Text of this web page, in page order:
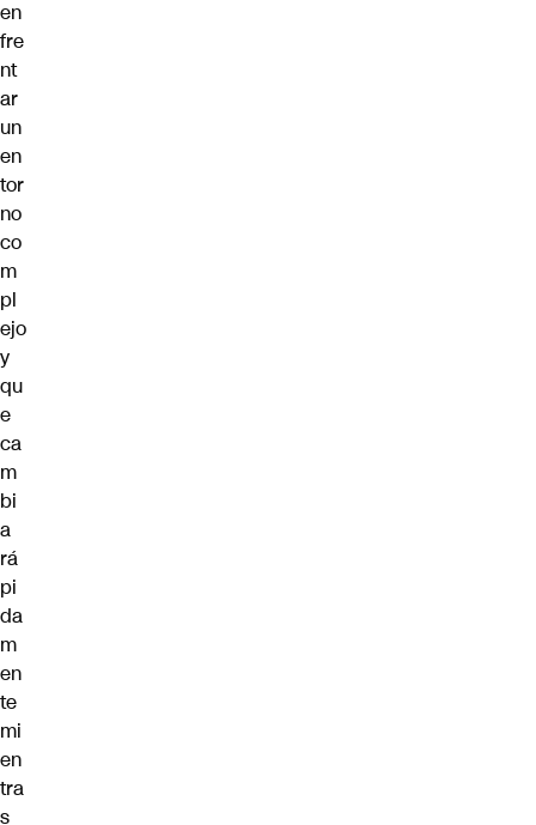
en
fre
nt
ar
un
en
tor
no
co
m
pl
ejo
y
qu
e
ca
m
bi
a
rá
pi
da
m
en
te
mi
en
tra
s